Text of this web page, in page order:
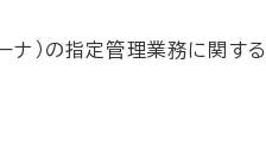
ナ）の指定管理業務に関する